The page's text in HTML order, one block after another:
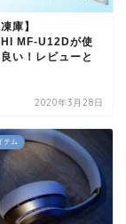
庫】
MF-U12Dが使
い！レビューと
2020年3月28日
テム